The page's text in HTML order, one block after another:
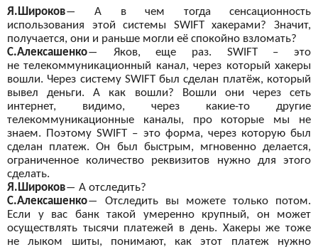
Я.Широков― А
в чем тогда сенсационность
использования этой системы SWIFTхакерами? Значит,
получается, они и раньше могли её спокойно взломать?
С.Алексашенко― Яков, еще раз. SWIFT– это
не телекоммуникационный канал, через который хакеры
вошли. Через систему SWIFTбыл сделан платёж, который
вывел деньги. А
как вошли? Вошли они через сеть
интернет, видимо, через какие-то другие
телекоммуникационные каналы, про которые мы
не
знаем. ПоэтомуSWIFT – это форма, через которую был
сделан платеж. Он
был быстрым, мгновенно делается,
ограниченное количество реквизитов нужно для этого
сделать.
Я.Широков― А отследить?
С.Алексашенко― Отследить вы можете только
потом.
Если у
вас банк такой умеренно крупный, он
может
осуществлять тысячи платежей в день. Хакеры же тоже
не
лыком шиты, понимают, как этот платеж нужно